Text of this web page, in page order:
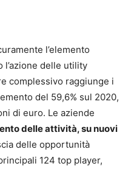
l’elemento
l’azione delle utility
complessivo raggiunge i
del 59,6% sul 2020,
di euro. Le aziende
delle attività, su nuovi
delle opportunità
124 top player,